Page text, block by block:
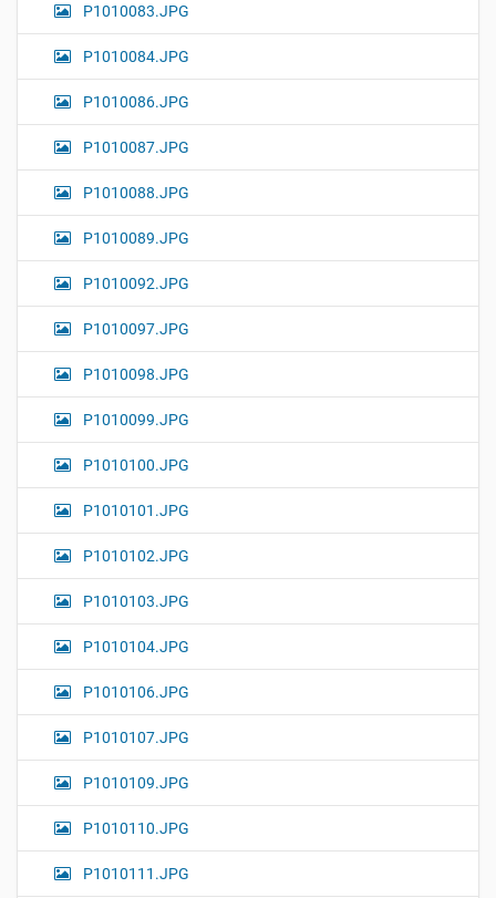
P1010083.JPG
P1010084.JPG
P1010086.JPG
P1010087.JPG
P1010088.JPG
P1010089.JPG
P1010092.JPG
P1010097.JPG
P1010098.JPG
P1010099.JPG
P1010100.JPG
P1010101.JPG
P1010102.JPG
P1010103.JPG
P1010104.JPG
P1010106.JPG
P1010107.JPG
P1010109.JPG
P1010110.JPG
P1010111.JPG